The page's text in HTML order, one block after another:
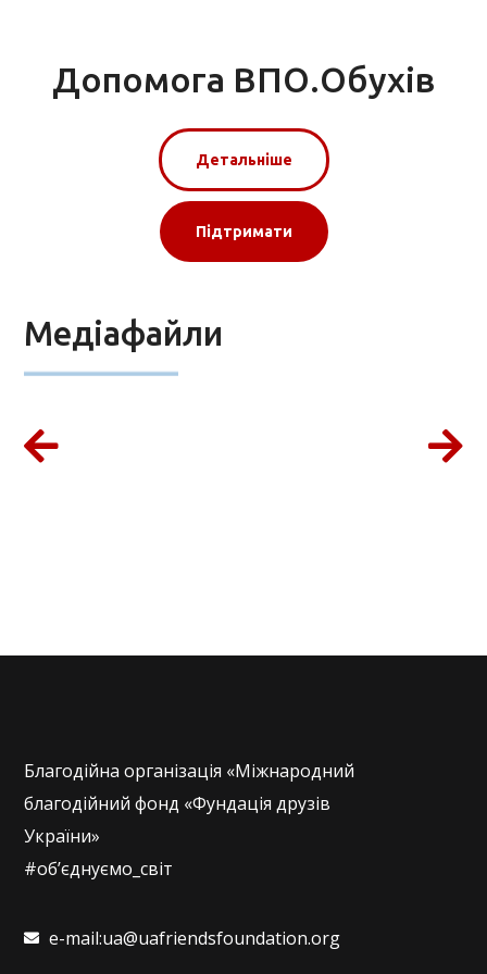
Допомога ВПО.Обухів
Детальніше
Підтримати
Медіафайли
Благодійна організація «Міжнародний
благодійний фонд «Фундація друзів
України»
#об’єднуємо_світ
e-mail:ua@uafriendsfoundation.org